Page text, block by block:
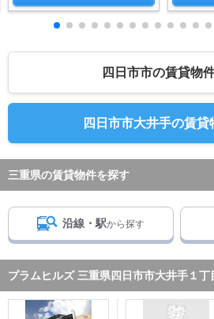
四日市市の賃貸物
四日市市大井手の賃貸
三重県の賃貸物件を探す
沿線・駅から探す
プラムヒルズ 三重県四日市市大井手１丁